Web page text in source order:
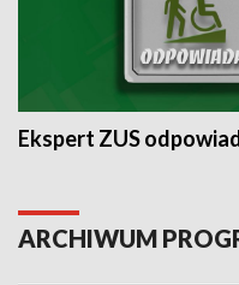
Ekspert ZUS
ARCHIWUM